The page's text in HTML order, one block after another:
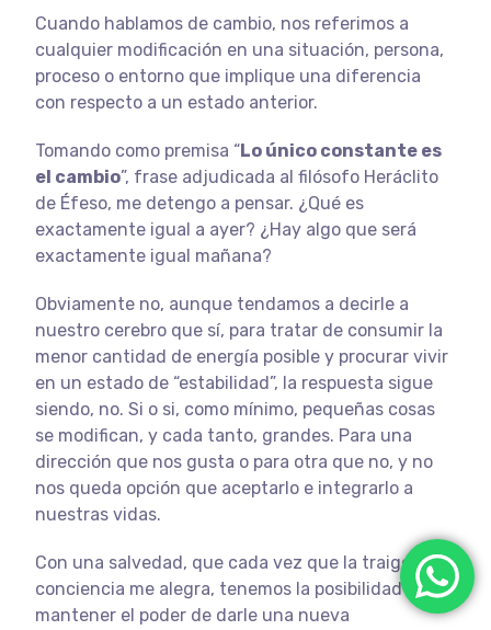
Cuando hablamos de cambio, nos referimos a
cualquier modificación en una situación, persona,
proceso o entorno que implique una diferencia
con respecto a un estado anterior.
Tomando como premisa “Lo único constante es
el cambio”, frase adjudicada al filósofo Heráclito
de Éfeso, me detengo a pensar. ¿Qué es
exactamente igual a ayer? ¿Hay algo que será
exactamente igual mañana?
Obviamente no, aunque tendamos a decirle a
nuestro cerebro que sí, para tratar de consumir la
menor cantidad de energía posible y procurar vivir
en un estado de “estabilidad”, la respuesta sigue
siendo, no. Si o si, como mínimo, pequeñas cosas
se modifican, y cada tanto, grandes. Para una
dirección que nos gusta o para otra que no, y no
nos queda opción que aceptarlo e integrarlo a
nuestras vidas.
Con una salvedad, que cada vez que la traigo a
conciencia me alegra, tenemos la posibilidad de
mantener el poder de darle una nueva